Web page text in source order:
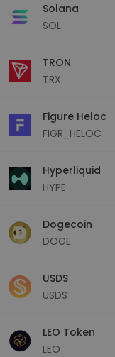
Solana
SOL
TRON
TRX
Figure Heloc
FIGR_HELOC
Hyperliquid
HYPE
Dogecoin
DOGE
USDS
USDS
LEO Token
LEO